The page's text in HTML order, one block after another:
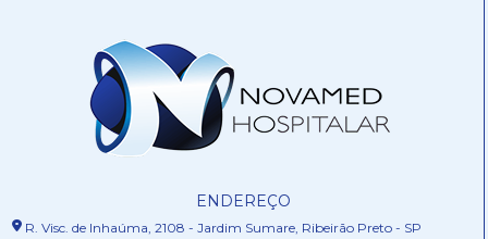
ENDEREÇO
R. Visc. de Inhaúma, 2108 - Jardim Sumare, Ribeirão Preto - SP